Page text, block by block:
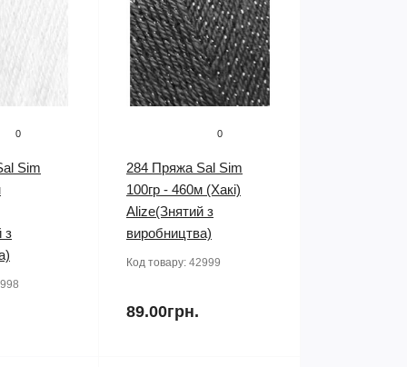
0
Sim
з
0
284 Пряжа Sal Sim
100гр - 460м (Хакі)
Alize(Знятий з
виробництва)
Код товару: 42999
89.00грн.